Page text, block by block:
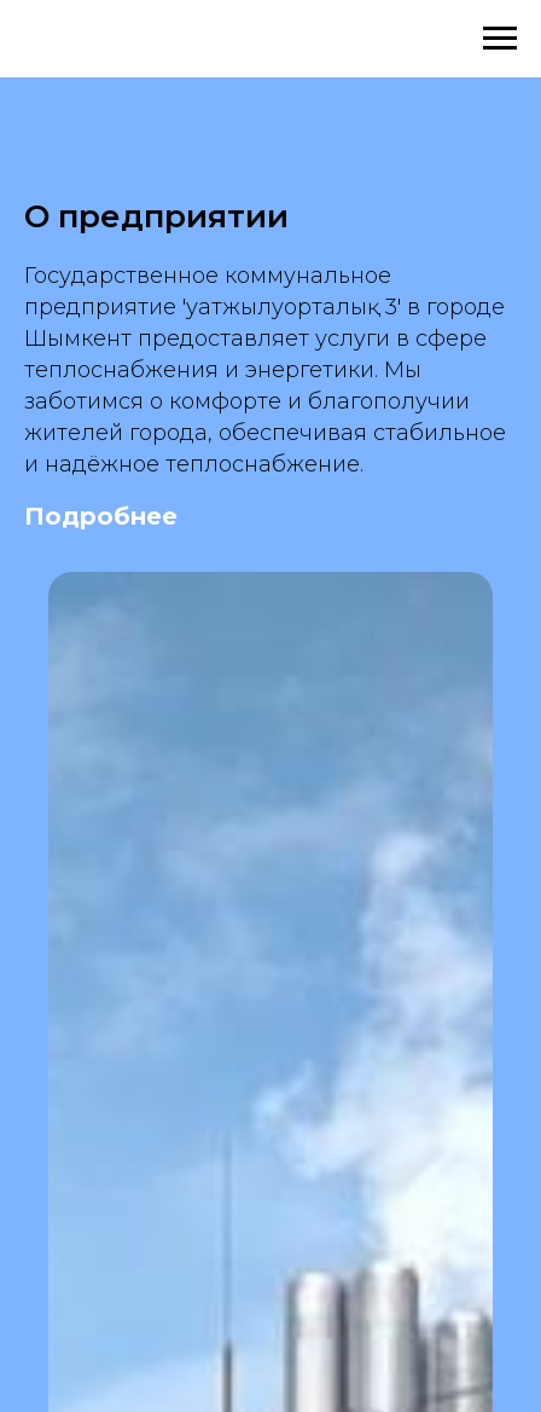
О предприятии
Государственное коммунальное
предприятие 'Қуатжылуорталық 3' в городе
Шымкент предоставляет услуги в сфере
теплоснабжения и энергетики. Мы
заботимся о комфорте и благополучии
жителей города, обеспечивая стабильное
и надёжное теплоснабжение.
Подробнее